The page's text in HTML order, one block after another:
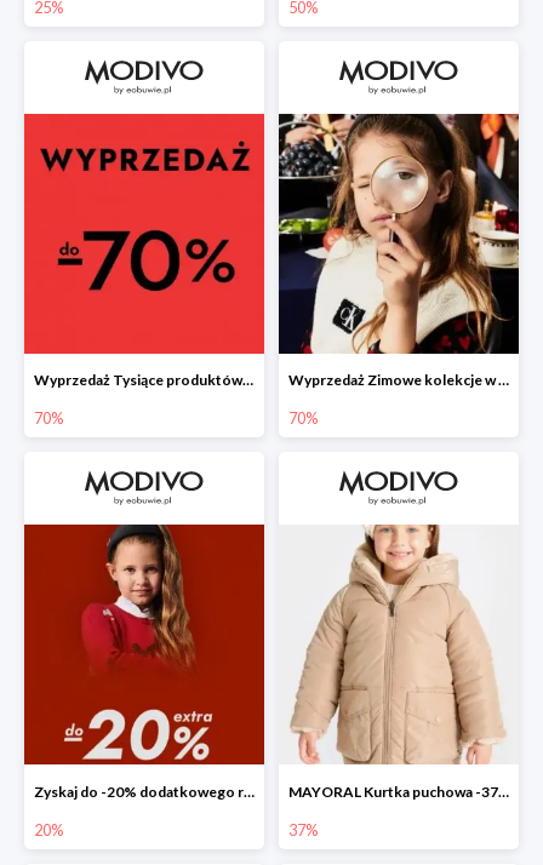
25% 50%
Wyprzedaż Tysiące produktów w konkurencyjnych cenach
70%
Wyprzedaż Zimowe kolekcje w najniższych cenach
70%
Zyskaj do -20% dodatkowego rabatu
20%
MAYORAL Kurtka puchowa -37%
37%